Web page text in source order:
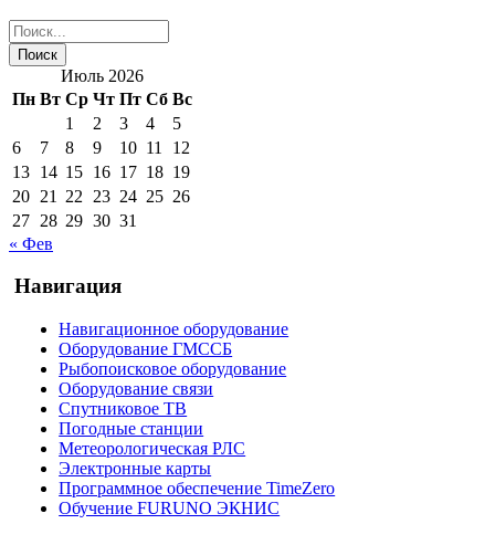
Июль 2026
Пн Вт Ср Чт Пт Сб Вс
1
2 3 4
5
6
7 8 9 10 11
12
13 14 15 16 17 18 19
20 21 22 23 24 25 26
27 28 29 30 31
« Фев
Навигация
Навигационное оборудование
Оборудование ГМССБ
Рыбопоисковое оборудование
Оборудование связи
Спутниковое ТВ
Погодные станции
Метеорологическая РЛС
Электронные карты
Программное обеспечение TimeZero
Обучение FURUNO ЭКНИС